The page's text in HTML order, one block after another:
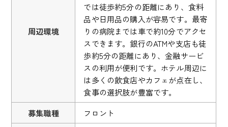
周辺環境
では徒歩約5分の距離にあり、食料
品や日用品の購入が容易です。最寄
りの病院までは車で約10分でアクセ
スできます。銀行のATMや支店も徒
歩約5分の距離にあり、金融サービ
スの利用が便利です。ホテル周辺に
は多くの飲食店やカフェが点在し、
食事の選択肢が豊富です。
募集職種
フロント